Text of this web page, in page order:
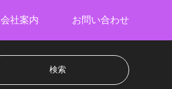
会社案内 お問い合わせ